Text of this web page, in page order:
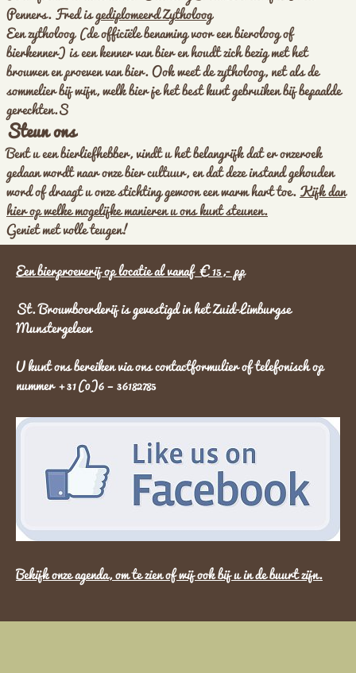
Penners. Fred isgediplomeerd Zytholoog
Een zytholoog (de officiële benaming voor een bieroloog of
bierkenner) is een kenner van bier en houdt zich bezig met het
brouwen en proeven van bier. Ook weet de zytholoog, net als de
sommelier bij wijn, welk bier je het best kunt gebruiken bij bepaalde
gerechten.S
Steun ons
Bent u een bierliefhebber, vindt u het belangrijk dat er onzeroek
gedaan wordt naar onze bier cultuur, en dat deze instand gehouden
word of draagt u onze stichting gewoon een warm hart toe.Kijk dan
hier op welke mogelijke manieren u ons kunt steunen.
Geniet met volle teugen!
Een bierproeverij op locatie al vanaf €15,- pp
St. Brouwboerderij is gevestigd in het Zuid-Limburgse
Munstergeleen
U kunt ons bereiken via ons contactformulier of telefonisch op
nummer +31(0)6 – 36182785
Bekijk onze agenda, om te zien of wij ook bij u in de buurt zijn.